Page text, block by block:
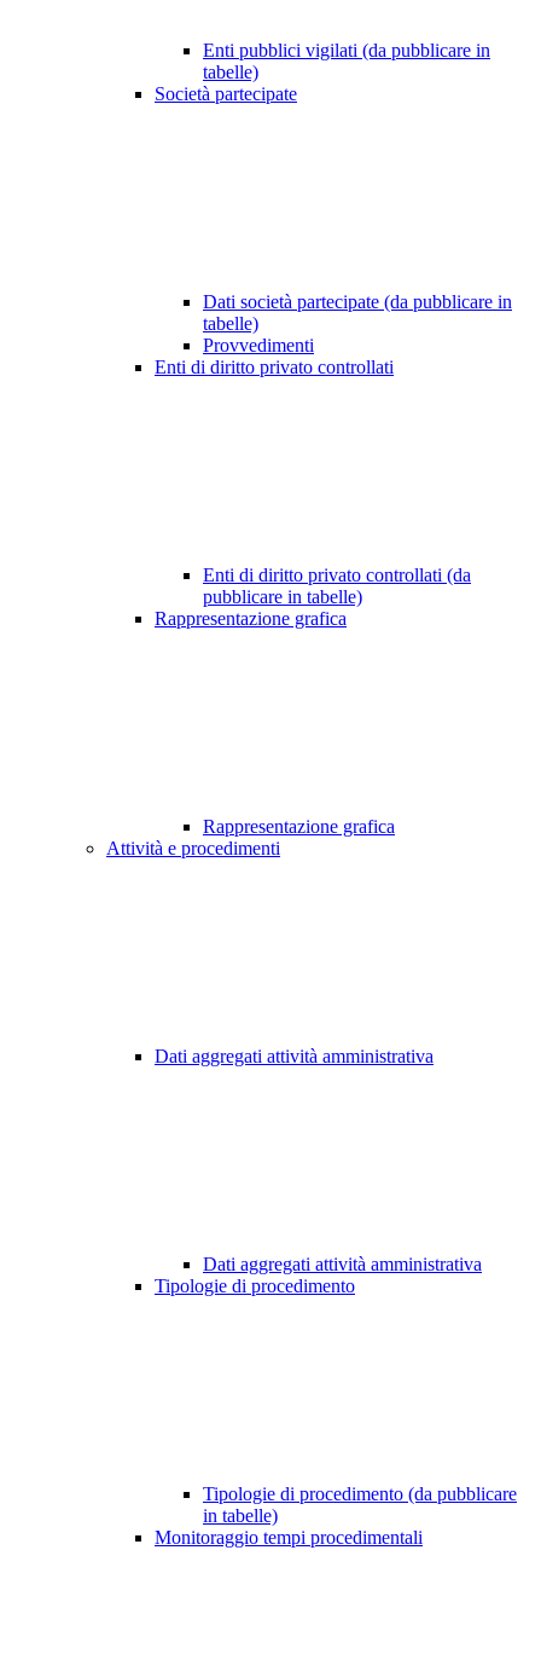
Enti pubblici vigilati (da pubblicare in
tabelle)
Società partecipate
Dati società partecipate (da pubblicare in
tabelle)
Provvedimenti
Enti di diritto privato controllati
Enti di diritto privato controllati (da
pubblicare in tabelle)
Rappresentazione grafica
Rappresentazione grafica
Attività e procedimenti
Dati aggregati attività amministrativa
Dati aggregati attività amministrativa
Tipologie di procedimento
Tipologie di procedimento (da pubblicare
in tabelle)
Monitoraggio tempi procedimentali